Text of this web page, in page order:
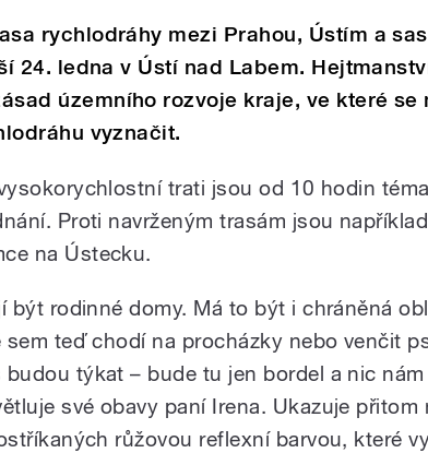
rychlodráhy mezi Prahou, Ústím a
24. ledna v Ústí nad Labem.
územního rozvoje kraje, ve které se
vyznačit.
trati jsou od 10 hodin
Proti navrženým trasám jsou
na Ústecku.
být rodinné domy. Má to být i chráněná
sem teď chodí na procházky nebo venčit
budou týkat – bude tu jen bordel a nic
své obavy paní Irena. Ukazuje přitom
růžovou reflexní barvou, které